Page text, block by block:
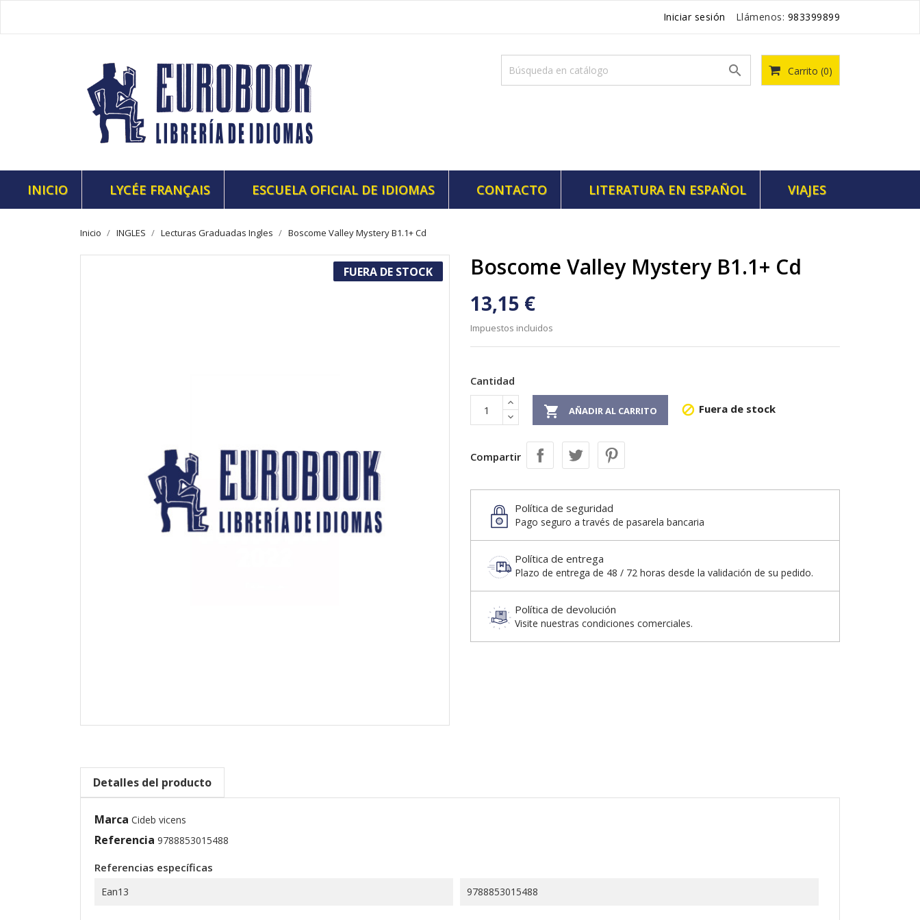
Iniciar sesión Llámenos: 983399899
Carrito (0)

INICIO LYCÉE FRANÇAIS ESCUELA OFICIAL DE IDIOMAS CONTACTO LITERATURA EN ESPAÑOL VIAJES
Inicio INGLES Lecturas Graduadas Ingles Boscome Valley Mystery B1.1+ Cd
FUERA DE STOCK Boscome Valley Mystery B1.1+ Cd
13,15 €
Impuestos incluidos
Cantidad
 AÑADIR AL CARRITO  Fuera de stock
Compartir
Política de seguridad
Pago seguro a través de pasarela bancaria
Política de entrega
Plazo de entrega de 48 / 72 horas desde la validación de su pedido.
Política de devolución
Visite nuestras condiciones comerciales.
Detalles del producto
Marca Cideb vicens
Referencia 9788853015488
Referencias específicas
Ean13 9788853015488